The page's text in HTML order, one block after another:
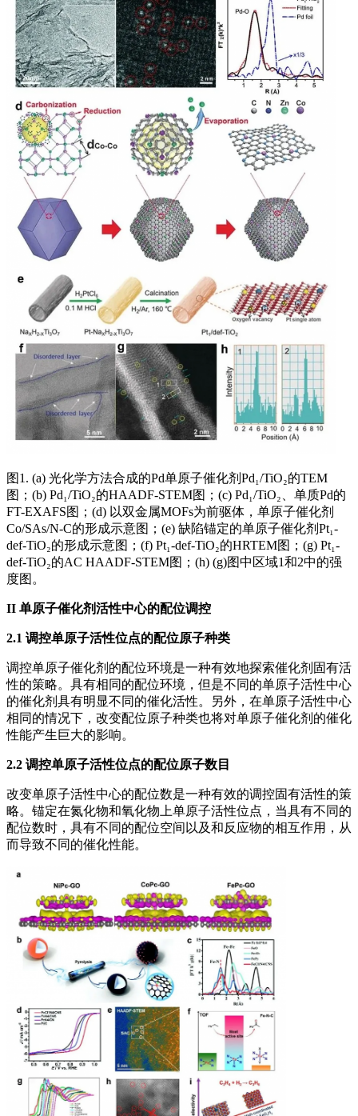
图1. (a) 光化学方法合成的Pd单原子催化剂Pd₁/TiO₂的TEM
图；(b) Pd₁/TiO₂的HAADF-STEM图；(c) Pd₁/TiO₂、单质Pd的
FT-EXAFS图；(d) 以双金属MOFs为前驱体，单原子催化剂
Co/SAs/N-C的形成示意图；(e) 缺陷锚定的单原子催化剂Pt₁-
def-TiO₂的形成示意图；(f) Pt₁-def-TiO₂的HRTEM图；(g) Pt₁-
def-TiO₂的AC HAADF-STEM图；(h) (g)图中区域1和2中的强
度图。
II 单原子催化剂活性中心的配位调控
2.1 调控单原子活性位点的配位原子种类
调控单原子催化剂的配位环境是一种有效地探索催化剂固有活
性的策略。具有相同的配位环境，但是不同的单原子活性中心
的催化剂具有明显不同的催化活性。另外，在单原子活性中心
相同的情况下，改变配位原子种类也将对单原子催化剂的催化
性能产生巨大的影响。
2.2 调控单原子活性位点的配位原子数目
改变单原子活性中心的配位数是一种有效的调控固有活性的策
略。锚定在氮化物和氧化物上单原子活性位点，当具有不同的
配位数时，具有不同的配位空间以及和反应物的相互作用，从
而导致不同的催化性能。